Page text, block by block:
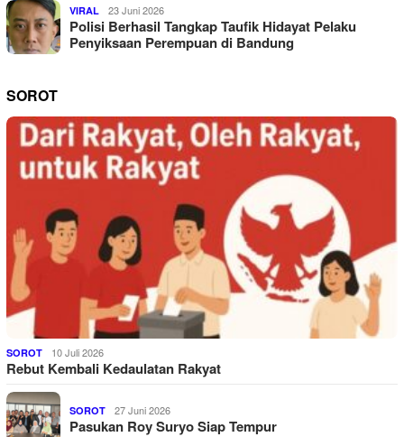
VIRAL 23 Juni 2026
Polisi Berhasil Tangkap Taufik Hidayat Pelaku
Penyiksaan Perempuan di Bandung
SOROT
SOROT 10 Juli 2026
Rebut Kembali Kedaulatan Rakyat
SOROT 27 Juni 2026
Pasukan Roy Suryo Siap Tempur